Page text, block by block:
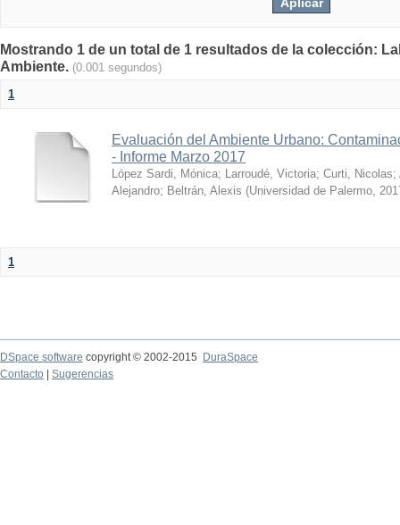
Mostrando 1 de un total de 1 resultados de la colección:
Ambiente. (0.001 segundos)
1
Evaluación del Ambiente Urbano:
- Informe Marzo 2017
López Sardi, Mónica; Larroudé, Victoria; Curti, Nicolas;
Alejandro; Beltrán, Alexis (Universidad de Palermo,
1
DSpace software copyright © 2002-2015
DuraSpace
Contacto
Sugerencias